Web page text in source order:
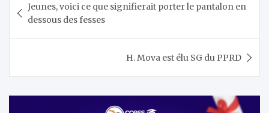
de
l’article
Jeunes, voici ce que signifierait porter le pantalon en
dessous des fesses
H. Mova est élu SG du PPRD